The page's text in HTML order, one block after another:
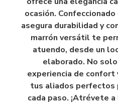
ocasión.
asegura durabilidad y
marrón versátil te
atuendo, desde un
elaborado. No
experiencia de
tus aliados perfectos
cada paso. ¡Atrévete